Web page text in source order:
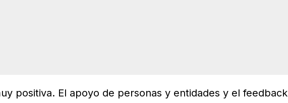
positiva. El apoyo de personas y entidades y el feedback